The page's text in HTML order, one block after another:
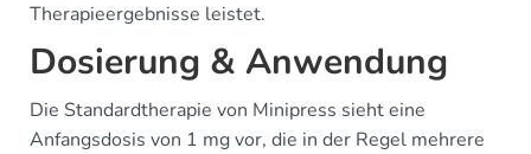
Therapieergebnisse leistet.
Dosierung & Anwendung
Die Standardtherapie von Minipress sieht eine
Anfangsdosis von 1 mg vor, die in der Regel mehrere